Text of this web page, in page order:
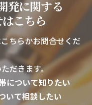
発に関する
こちら
ちらかお問合せくだ
だきます。
について知りたい
いて相談したい